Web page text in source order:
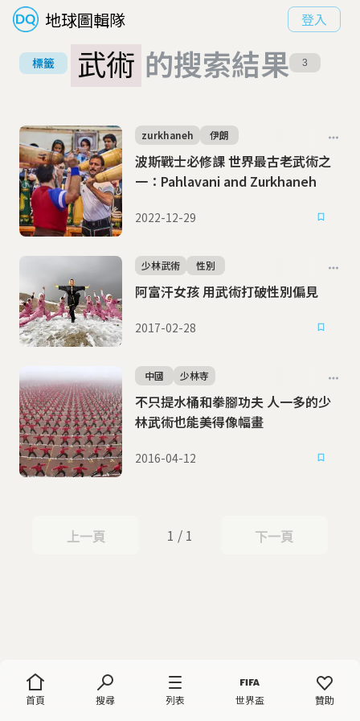
地球圖輯隊 登入
首頁 搜尋 列表 世界盃 贊助
標籤 武術 的搜索結果 3
波斯戰士必修課 世界最古老武術之
一：Pahlavani and Zurkhaneh
zurkhaneh 伊朗
2022-12-29
阿富汗女孩 用武術打破性別偏見
少林武術 性別
2017-02-28
不只提水桶和拳腳功夫 人一多的少
林武術也能美得像幅畫
中國 少林寺
2016-04-12
上一頁
上一頁 1 / 1 下一頁
下一頁